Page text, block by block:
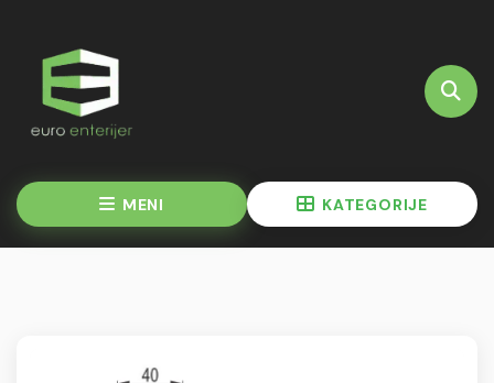
MENI KATEGORIJE